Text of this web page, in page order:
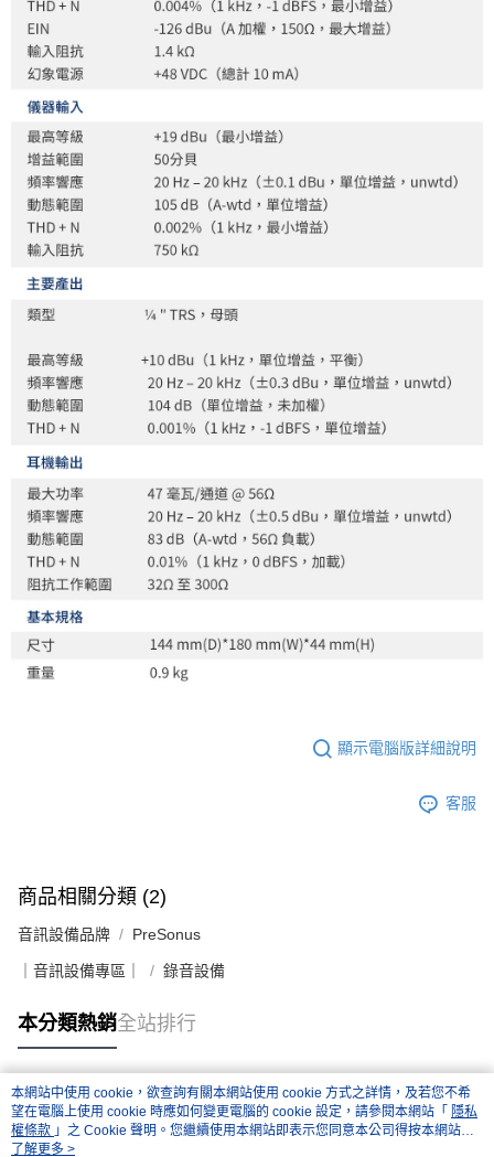
顯示電腦版詳細說明
客服
商品相關分類 (2)
音訊設備品牌 PreSonus
｜音訊設備專區｜ 錄音設備
本分類熱銷全站排行
熱門標籤
本網站中使用 cookie，欲查詢有關本網站使用 cookie 方式之詳情，及若您不希
望在電腦上使用 cookie 時應如何變更電腦的 cookie 設定，請參閱本網站「 隱私
權條款 」之 Cookie 聲明。您繼續使用本網站即表示您同意本公司得按本網站使
用條款之 Cookie 聲明使用 cookie。
了解更多 >